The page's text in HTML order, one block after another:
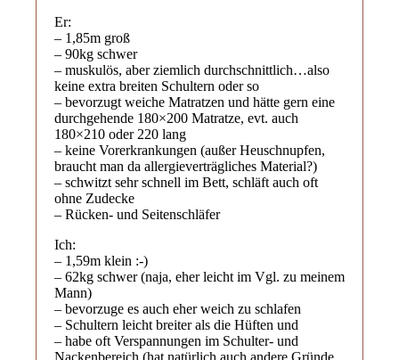
Er:
– 1,85m groß
– 90kg schwer
– muskulös, aber ziemlich durchschnittlich…also
keine extra breiten Schultern oder so
– bevorzugt weiche Matratzen und hätte gern eine
durchgehende 180×200 Matratze, evt. auch
180×210 oder 220 lang
– keine Vorerkrankungen (außer Heuschnupfen,
braucht man da allergieverträgliches Material?)
– schwitzt sehr schnell im Bett, schläft auch oft
ohne Zudecke
– Rücken- und Seitenschläfer
Ich:
– 1,59m klein :-)
– 62kg schwer (naja, eher leicht im Vgl. zu meinem
Mann)
– bevorzuge es auch eher weich zu schlafen
– Schultern leicht breiter als die Hüften und
– habe oft Verspannungen im Schulter- und
Nackenbereich (hat natürlich auch andere Gründe